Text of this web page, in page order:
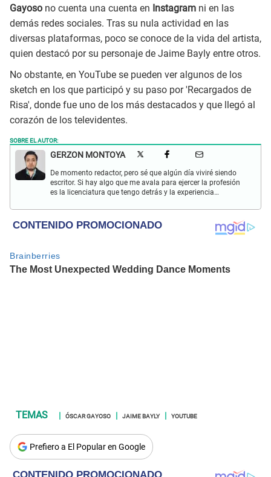
Gayoso no cuenta una cuenta en Instagram ni en las
demás redes sociales. Tras su nula actividad en las
diversas plataformas, poco se conoce de la vida del artista,
quien destacó por su personaje de Jaime Bayly entre otros.
No obstante, en YouTube se pueden ver algunos de los
sketch en los que participó y su paso por 'Recargados de
Risa', donde fue uno de los más destacados y que llegó al
corazón de los televidentes.
SOBRE EL AUTOR:
GERZON MONTOYA
De momento redactor, pero sé que algún día viviré siendo
escritor. Si hay algo que me avala para ejercer la profesión
es la licenciatura que tengo detrás y la experiencia
un trabajo.
ÓSCAR GAYOSO JAIME BAYLY YOUTUBE
Prefiero a El Popular en Google